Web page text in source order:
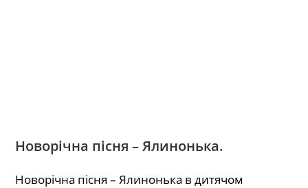
Новорічна пісня – Ялинонька.
Новорічна пісня – Ялинонька в дитячом